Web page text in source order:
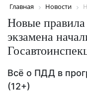
Главная Новости
Новые правила
экзамена
Всё о ПДД в
(12+)